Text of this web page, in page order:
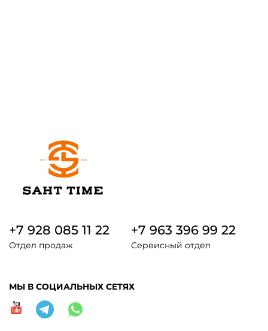
+7 928 085 11 22
Отдел продаж
+7 963 396 99 22
Сервисный отдел
МЫ В СОЦИАЛЬНЫХ СЕТЯХ